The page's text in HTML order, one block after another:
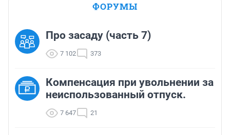
ФОРУМЫ
Про засаду (часть 7)
7 102 373
Компенсация при увольнении за
неиспользованный отпуск.
7 647 21